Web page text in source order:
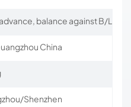
balance against B/L
China
Shenzhen